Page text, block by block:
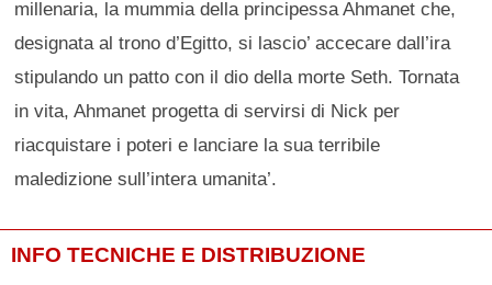
millenaria, la mummia della principessa Ahmanet che,
designata al trono d’Egitto, si lascio’ accecare dall’ira
stipulando un patto con il dio della morte Seth. Tornata
in vita, Ahmanet progetta di servirsi di Nick per
riacquistare i poteri e lanciare la sua terribile
maledizione sull’intera umanita’.
INFO TECNICHE E DISTRIBUZIONE